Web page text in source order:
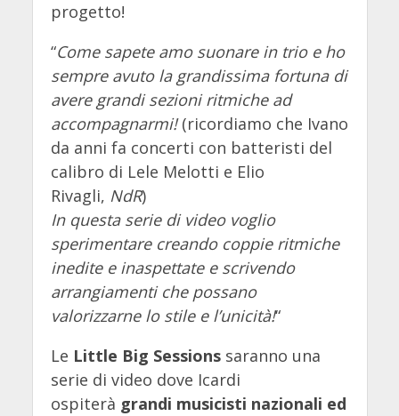
progetto!
“Come sapete amo suonare in trio e ho
sempre avuto la grandissima fortuna di
avere grandi sezioni ritmiche ad
accompagnarmi!(ricordiamo che Ivano
da anni fa concerti con batteristi del
calibro di Lele Melotti e Elio
Rivagli, NdR)
In questa serie di video voglio
sperimentare creando coppie ritmiche
inedite e inaspettate e scrivendo
arrangiamenti che possano
valorizzarne lo stile e l’unicità!“
Le Little Big Sessionssaranno una
serie di video dove Icardi
ospiterà grandi musicisti nazionali ed